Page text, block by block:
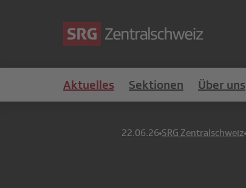
Aktuelles Sektionen Über uns
22.06.26 SRG Zentralschweiz